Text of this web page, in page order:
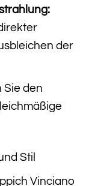
der
den
Stil
Vinciano